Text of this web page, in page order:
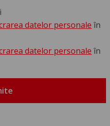
datelor personale în
datelor personale în